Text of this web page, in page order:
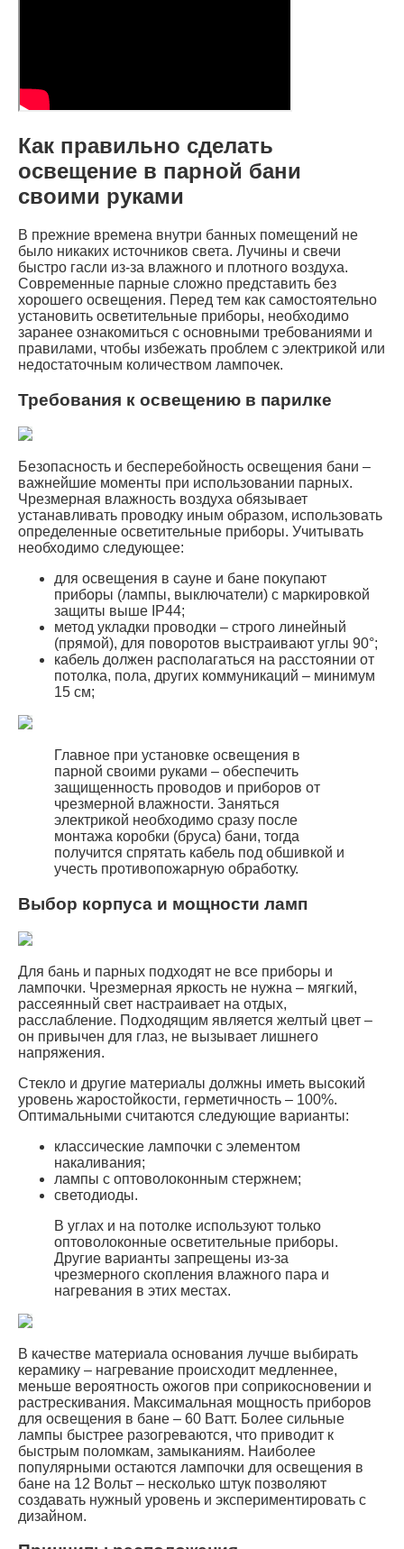
Как правильно сделать
освещение в парной бани
своими руками
В прежние времена внутри банных помещений не
было никаких источников света. Лучины и свечи
быстро гасли из-за влажного и плотного воздуха.
Современные парные сложно представить без
хорошего освещения. Перед тем как самостоятельно
установить осветительные приборы, необходимо
заранее ознакомиться с основными требованиями и
правилами, чтобы избежать проблем с электрикой или
недостаточным количеством лампочек.
Требования к освещению в парилке
Безопасность и бесперебойность освещения бани –
важнейшие моменты при использовании парных.
Чрезмерная влажность воздуха обязывает
устанавливать проводку иным образом, использовать
определенные осветительные приборы. Учитывать
необходимо следующее:
для освещения в сауне и бане покупают
приборы (лампы, выключатели) с маркировкой
защиты выше IP44;
метод укладки проводки – строго линейный
(прямой), для поворотов выстраивают углы 90°;
кабель должен располагаться на расстоянии от
потолка, пола, других коммуникаций – минимум
15 см;
Главное при установке освещения в
парной своими руками – обеспечить
защищенность проводов и приборов от
чрезмерной влажности. Заняться
электрикой необходимо сразу после
монтажа коробки (бруса) бани, тогда
получится спрятать кабель под обшивкой и
учесть противопожарную обработку.
Выбор корпуса и мощности ламп
Для бань и парных подходят не все приборы и
лампочки. Чрезмерная яркость не нужна – мягкий,
рассеянный свет настраивает на отдых,
расслабление. Подходящим является желтый цвет –
он привычен для глаз, не вызывает лишнего
напряжения.
Стекло и другие материалы должны иметь высокий
уровень жаростойкости, герметичность – 100%.
Оптимальными считаются следующие варианты:
классические лампочки с элементом
накаливания;
лампы с оптоволоконным стержнем;
светодиоды.
В углах и на потолке используют только
оптоволоконные осветительные приборы.
Другие варианты запрещены из-за
чрезмерного скопления влажного пара и
нагревания в этих местах.
В качестве материала основания лучше выбирать
керамику – нагревание происходит медленнее,
меньше вероятность ожогов при соприкосновении и
растрескивания. Максимальная мощность приборов
для освещения в бане – 60 Ватт. Более сильные
лампы быстрее разогреваются, что приводит к
быстрым поломкам, замыканиям. Наиболее
популярными остаются лампочки для освещения в
бане на 12 Вольт – несколько штук позволяют
создавать нужный уровень и экспериментировать с
дизайном.